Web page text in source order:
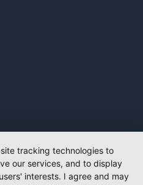
tracking technologies to
our services, and to display
interests. I agree and may